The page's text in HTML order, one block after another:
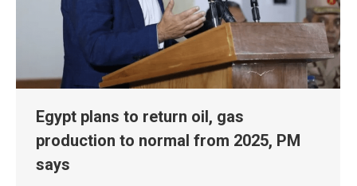
Egypt plans to return oil, gas
production to normal from 2025, PM
says